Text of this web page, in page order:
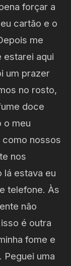
forçar a
cartão e o
me
estarei aqui
um prazer
no rosto,
doce
o meu
nossos
nos
lá estava eu
telefone. Às
não
é outra
fome e
Peguei uma